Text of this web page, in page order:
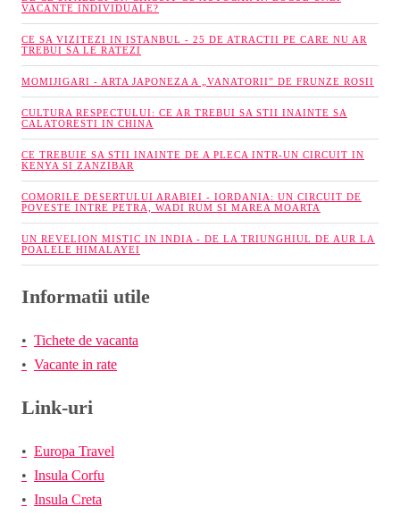
VACANTE INDIVIDUALE?
CE SA VIZITEZI IN ISTANBUL - 25 DE ATRACTII PE CARE NU AR
TREBUI SA LE RATEZI
MOMIJIGARI - ARTA JAPONEZA A „VANATORII” DE FRUNZE ROSII
CULTURA RESPECTULUI: CE AR TREBUI SA STII INAINTE SA
CALATORESTI IN CHINA
CE TREBUIE SA STII INAINTE DE A PLECA INTR-UN CIRCUIT IN
KENYA SI ZANZIBAR
COMORILE DESERTULUI ARABIEI - IORDANIA: UN CIRCUIT DE
POVESTE INTRE PETRA, WADI RUM SI MAREA MOARTA
UN REVELION MISTIC IN INDIA - DE LA TRIUNGHIUL DE AUR LA
POALELE HIMALAYEI
Informatii utile
Tichete de vacanta
Vacante in rate
Link-uri
Europa Travel
Insula Corfu
Insula Creta